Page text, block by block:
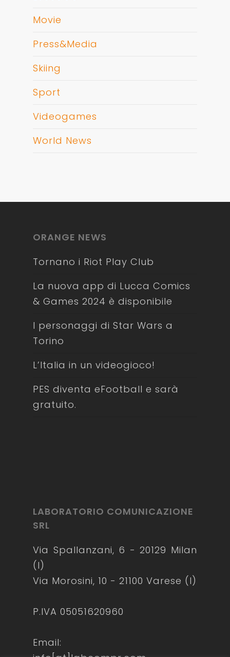
Movie
Press&Media
Skiing
Sport
Videogames
World News
ORANGE NEWS
Tornano i Riot Play Club
La nuova app di Lucca Comics
& Games 2024 è disponibile
I personaggi di Star Wars a
Torino
L’Italia in un videogioco!
PES diventa eFootball e sarà
gratuito.
LABORATORIO COMUNICAZIONE
SRL
Via Spallanzani, 6 - 20129 Milan
(I)
Via Morosini, 10 - 21100 Varese (I)
P.IVA 05051620960
Email: